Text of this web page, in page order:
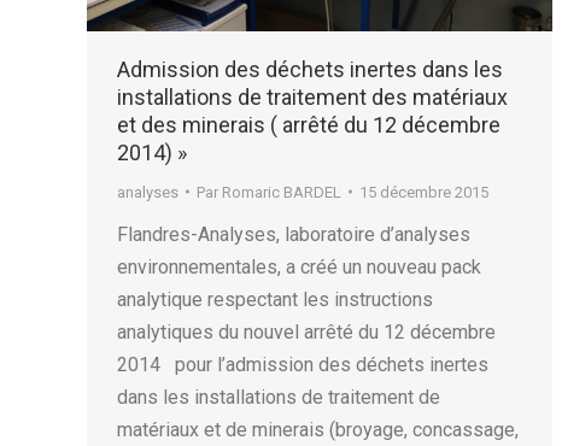
Admission des déchets inertes dans les
installations de traitement des matériaux
et des minerais ( arrêté du 12 décembre
2014) »
analyses Par Romaric BARDEL 15 décembre 2015
Flandres-Analyses, laboratoire d’analyses
environnementales, a créé un nouveau pack
analytique respectant les instructions
analytiques du nouvel arrêté du 12 décembre
2014 pour l’admission des déchets inertes
dans les installations de traitement de
matériaux et de minerais (broyage, concassage,